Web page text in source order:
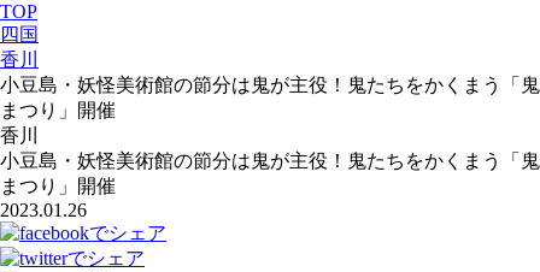
TOP
四国
香川
小豆島・妖怪美術館の節分は鬼が主役！鬼たちをかくまう「鬼
まつり」開催
香川
小豆島・妖怪美術館の節分は鬼が主役！鬼たちをかくまう「鬼
まつり」開催
2023.01.26